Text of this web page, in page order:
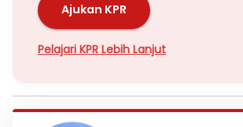
Ajukan KPR
Pelajari KPR Lebih Lanjut